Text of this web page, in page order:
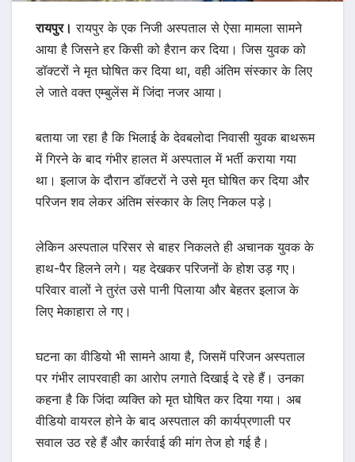
रायपुर। रायपुर के एक निजी अस्पताल से ऐसा मामला सामने
आया है जिसने हर किसी को हैरान कर दिया। जिस युवक को
डॉक्टरों ने मृत घोषित कर दिया था, वही अंतिम संस्कार के लिए
ले जाते वक्त एम्बुलेंस में जिंदा नजर आया।
बताया जा रहा है कि भिलाई के देवबलोदा निवासी युवक बाथरूम
में गिरने के बाद गंभीर हालत में अस्पताल में भर्ती कराया गया
था। इलाज के दौरान डॉक्टरों ने उसे मृत घोषित कर दिया और
परिजन शव लेकर अंतिम संस्कार के लिए निकल पड़े।
लेकिन अस्पताल परिसर से बाहर निकलते ही अचानक युवक के
हाथ-पैर हिलने लगे। यह देखकर परिजनों के होश उड़ गए।
परिवार वालों ने तुरंत उसे पानी पिलाया और बेहतर इलाज के
लिए मेकाहारा ले गए।
घटना का वीडियो भी सामने आया है, जिसमें परिजन अस्पताल
पर गंभीर लापरवाही का आरोप लगाते दिखाई दे रहे हैं। उनका
कहना है कि जिंदा व्यक्ति को मृत घोषित कर दिया गया। अब
वीडियो वायरल होने के बाद अस्पताल की कार्यप्रणाली पर
सवाल उठ रहे हैं और कार्रवाई की मांग तेज हो गई है।